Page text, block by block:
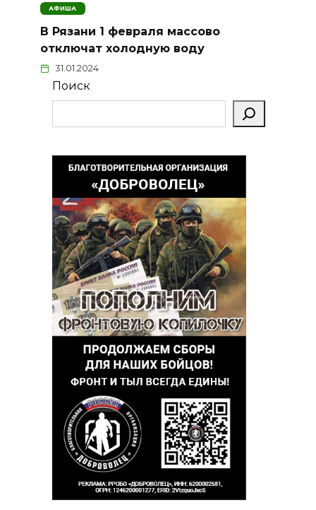
АФИША
В Рязани 1 февраля массово
отключат холодную воду
31.01.2024
Поиск